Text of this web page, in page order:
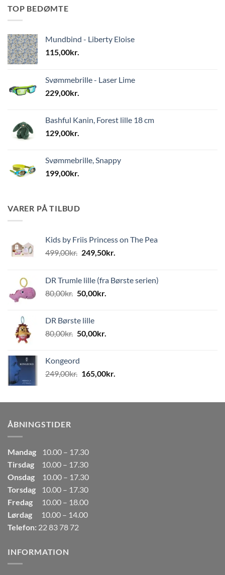
TOP BEDØMTE
Mundbind - Liberty Eloise
115,00kr.
Svømmebrille - Laser Lime
229,00kr.
Bashful Kanin, Forest lille 18 cm
129,00kr.
Svømmebrille, Snappy
199,00kr.
VARER PÅ TILBUD
Kids by Friis Princess on The Pea
499,00kr. Den
var:
499,00kr..
249,50kr.
er:
DR Trumle lille (fra Børste serien)
80,00kr. Den
var:
80,00kr..
50,00kr.
50,00kr..
DR Børste lille
80,00kr. Den
var:
80,00kr..
50,00kr.
50,00kr..
Kongeord
249,00kr. Den
var:
165,00kr.
er:
ÅBNINGSTIDER
Mandag
10.00 – 17.30
Tirsdag
10.00 – 17.30
Onsdag
10.00 – 17.30
Torsdag
10.00 – 17.30
Fredag
10.00 – 18.00
Lørdag
10.00 – 14.00
Telefon: 22 83 78 72
INFORMATION